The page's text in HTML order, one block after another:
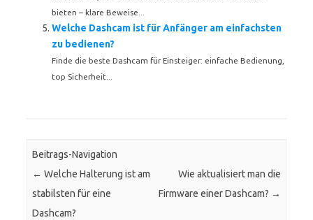
bieten – klare Beweise...
Welche Dashcam ist für Anfänger am einfachsten
zu bedienen?
Finde die beste Dashcam für Einsteiger: einfache Bedienung,
top Sicherheit...
Beitrags-Navigation
← Welche Halterung ist am
stabilsten für eine
Dashcam?
Wie aktualisiert man die
Firmware einer Dashcam? →